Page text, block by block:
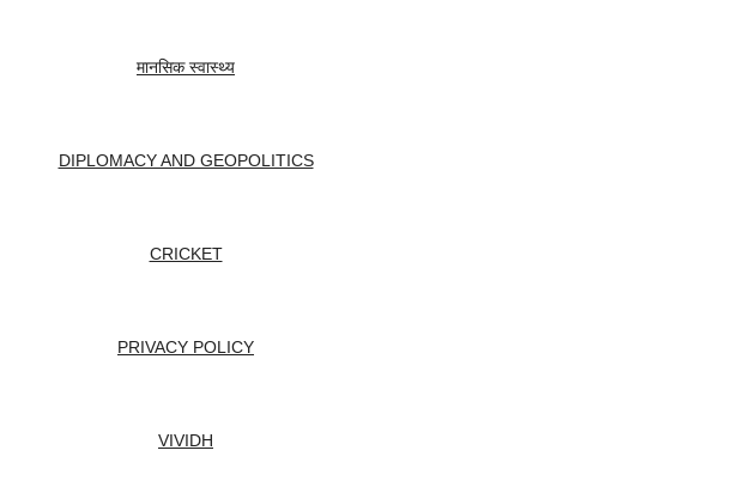
मानसिक स्वास्थ्य
DIPLOMACY AND GEOPOLITICS
CRICKET
PRIVACY POLICY
VIVIDH